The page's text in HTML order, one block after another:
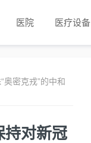
医院 医疗设备
奥密克戎”的中和
持对新冠